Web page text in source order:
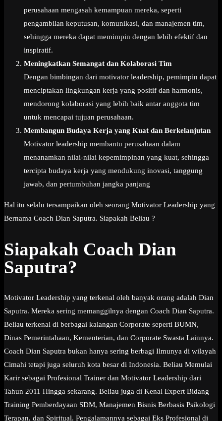
perusahaan mengasah kemampuan mereka, seperti
pengambilan keputusan, komunikasi, dan manajemen tim,
sehingga mereka dapat memimpin dengan lebih efektif dan
inspiratif.
Meningkatkan Semangat dan Kolaborasi Tim
Dengan bimbingan dari motivator leadership, pemimpin dapat
menciptakan lingkungan kerja yang positif dan harmonis,
mendorong kolaborasi yang lebih baik antar anggota tim
untuk mencapai tujuan perusahaan.
Membangun Budaya Kerja yang Kuat dan Berkelanjutan
Motivator leadership membantu perusahaan dalam
menanamkan nilai-nilai kepemimpinan yang kuat, sehingga
tercipta budaya kerja yang mendukung inovasi, tanggung
jawab, dan pertumbuhan jangka panjang
Hal itu selalu tersampaikan oleh seorang Motivator Leadership yang
Bernama Coach Dian Saputra. Siapakah Beliau ?
Siapakah Coach Dian
Saputra?
Motivator Leadership yang terkenal oleh banyak orang adalah Dian
Saputra. Mereka sering memanggilnya dengan Coach Dian Saputra.
Beliau terkenal di berbagai kalangan Corporate seperti BUMN,
Dinas Pemerintahaan, Kementerian, dan Corporate Swasta Lainnya.
Coach Dian Saputra bukan hanya sering berbagi Ilmunya di wilayah
Cimahi tetapi juga seluruh kota besar di Indonesia. Beliau Memulai
Karir sebagai Profesional Trainer dan Motivator Leadership dari
Tahun 2011 Hingga sekarang. Beliau juga di Kenal Expert Bidang
Training Pemberdayaan SDM, Manajemen Bisnis Berbasis Psikologi
Terapan, dan Spiritual. Pengalamannya sebagai Eks Profesional di